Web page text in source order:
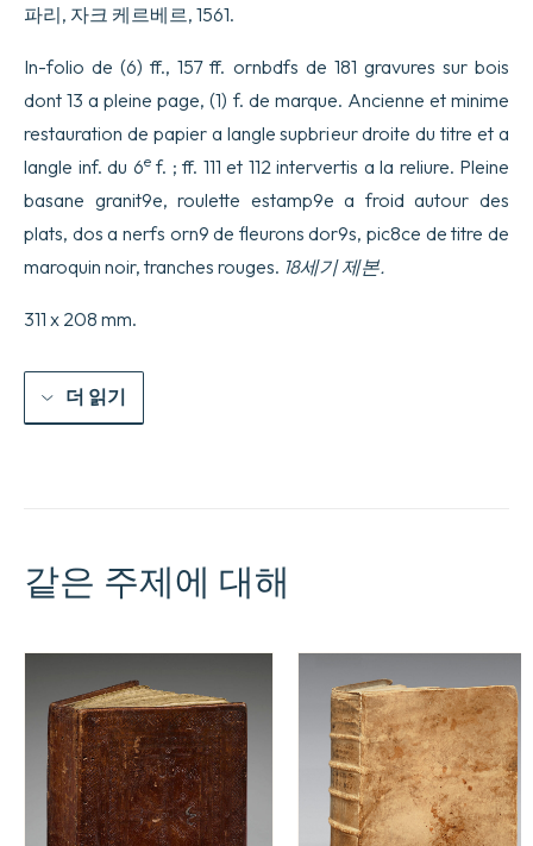
파리, 자크 케르베르, 1561.
In-folio de (6) ff., 157 ff. ornbdfs de 181 gravures sur bois
dont 13 a pleine page, (1) f. de marque. Ancienne et minime
restauration de papier a langle supbrieur droite du titre et a
langle inf. du 6ef. ; ff. 111 et 112 intervertis a la reliure. Pleine
basane granit9e, roulette estamp9e a froid autour des
plats, dos a nerfs orn9 de fleurons dor9s, pic8ce de titre de
maroquin noir, tranches rouges. 18세기 제본.
311 x 208 mm.
더 읽기
같은 주제에 대해